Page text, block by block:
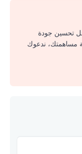
تحسين جودة
مساهمتك، ندعوك